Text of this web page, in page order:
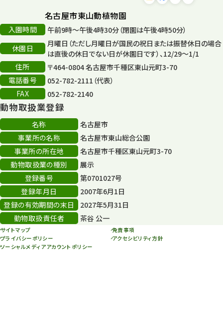
平和公園
森のとこやさん
再生
再生フォーラム
80周年
その他
その他イベント
スカイタワー
年末年始のイベント
秋まつり
名古屋市東山動植物園
入園時間
午前9時～午後4時30分（閉園は午後4時50分）
休園日
月曜日（ただし月曜日が国民の祝日または振替休日の場合
は直後の休日でない日が休園日です）、12/29～1/1
住所
〒464-0804 名古屋市千種区東山元町3-70
電話番号
052-782-2111（代表）
FAX
052-782-2140
動物取扱業登録
名称
名古屋市
事業所の名称
名古屋市東山総合公園
事業所の所在地
名古屋市千種区東山元町3-70
動物取扱業の種別
展示
登録番号
第0701027号
登録年月日
2007年6月1日
登録の有効期間の末日
2027年5月31日
動物取扱責任者
茶谷 公一
サイトマップ
免責事項
プライバシーポリシー
アクセシビリティ方針
ソーシャルメディアアカウントポリシー